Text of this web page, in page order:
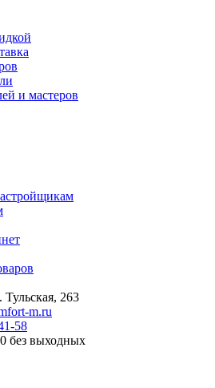
и мастеров
263
m.ru
58
без выходных